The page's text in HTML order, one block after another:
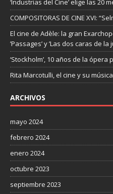
‘Industrias del Cine’ elige las 20
COMPOSITORAS DE CINE XVI:
El cine de Adèle: la gran
’Passages’ y ’Las dos caras de la
‘Stockholm’, 10 años de la
Rita Marcotulli, el cine y su
ARCHIVOS
mayo 2024
febrero 2024
enero 2024
octubre 2023
septiembre 2023